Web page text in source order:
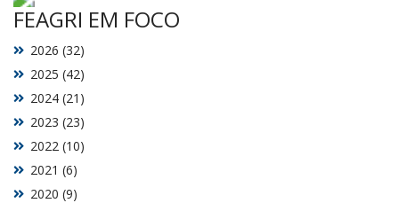
FEAGRI EM FOCO
2020 (9)
2021 (6)
2022 (10)
2023 (23)
2024 (21)
2025 (42)
2026 (32)